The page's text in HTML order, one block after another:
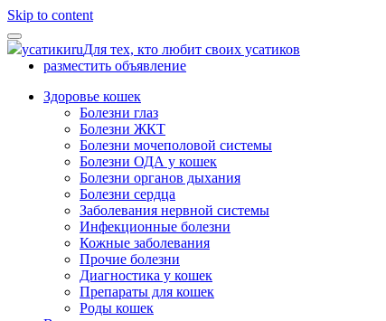
Skip to content
усатикиruДля тех, кто любит своих усатиков
разместить объявление
Здоровье кошек
Болезни глаз
Болезни ЖКТ
Болезни мочеполовой системы
Болезни ОДА у кошек
Болезни органов дыхания
Болезни сердца
Заболевания нервной системы
Инфекционные болезни
Кожные заболевания
Прочие болезни
Диагностика у кошек
Препараты для кошек
Роды кошек